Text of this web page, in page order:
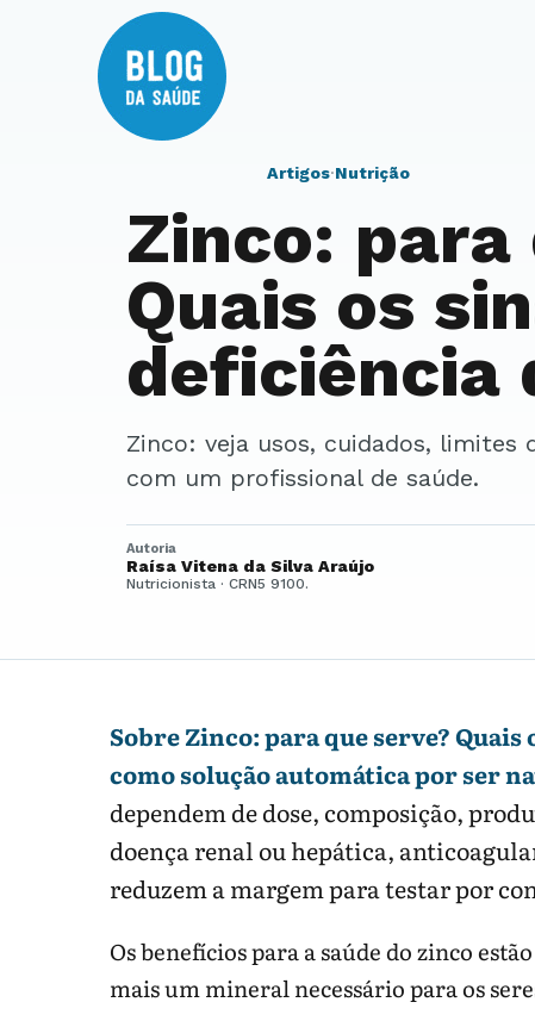
Artigos·Nutrição
Zinco: para
Quais os
deficiência
Zinco: veja usos, cuidados, limites de segurança e pontos para conversar
com um profissional de saúde.
Autoria
Raísa Vitena da Silva Araújo
Nutricionista · CRN5 9100.
Sobre Zinco: para que serve?
como solução automática por ser
dependem de dose, composição,
doença renal ou hepática,
reduzem a margem para testar por
Os benefícios para a saúde do zinco
mais um mineral necessário para os